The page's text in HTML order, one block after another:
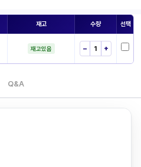
재고 수량 선택
재고있음 − +
Q&A